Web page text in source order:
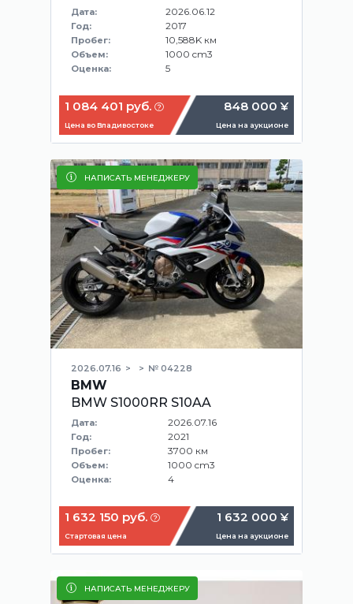
Дата: 2026.06.12
Год: 2017
Пробег: 10,588K км
Объем: 1000 cm3
Оценка: 5
1 084 401 руб.
Цена во Владивостоке
848 000 ¥
Цена на аукционе
НАПИСАТЬ МЕНЕДЖЕРУ
2026.07.16 № 04228
BMW
BMW S1000RR S10AA
Дата: 2026.07.16
Год: 2021
Пробег: 3700 км
Объем: 1000 cm3
Оценка: 4
1 632 150 руб.
Стартовая цена
1 632 000 ¥
Цена на аукционе
НАПИСАТЬ МЕНЕДЖЕРУ